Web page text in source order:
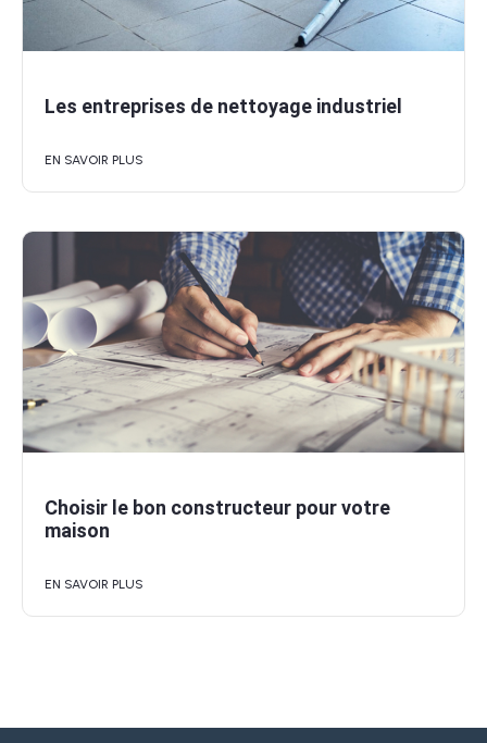
Les entreprises de nettoyage industriel
EN SAVOIR PLUS
Choisir le bon constructeur pour votre
maison
EN SAVOIR PLUS